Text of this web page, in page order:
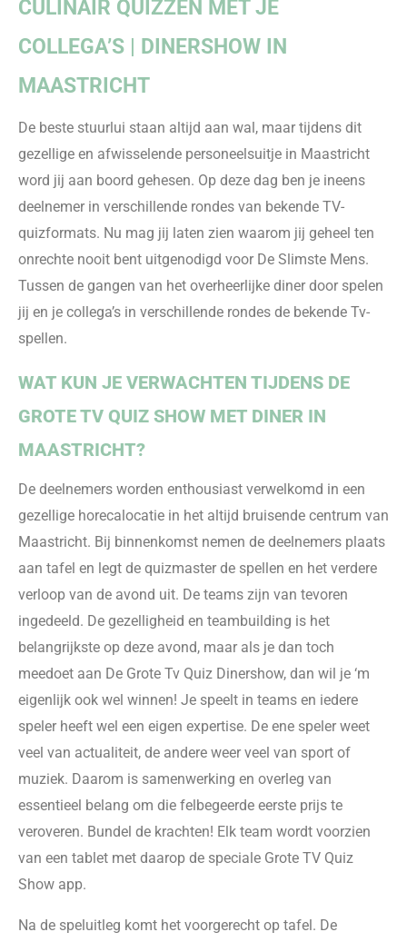
CULINAIR QUIZZEN MET JE
COLLEGA’S | DINERSHOW IN
MAASTRICHT
De beste stuurlui staan altijd aan wal, maar tijdens dit
gezellige en afwisselende personeelsuitje in Maastricht
word jij aan boord gehesen. Op deze dag ben je ineens
deelnemer in verschillende rondes van bekende TV-
quizformats. Nu mag jij laten zien waarom jij geheel ten
onrechte nooit bent uitgenodigd voor De Slimste Mens.
Tussen de gangen van het overheerlijke diner door spelen
jij en je collega’s in verschillende rondes de bekende Tv-
spellen.
WAT KUN JE VERWACHTEN TIJDENS DE
GROTE TV QUIZ SHOW MET DINER IN
MAASTRICHT?
De deelnemers worden enthousiast verwelkomd in een
gezellige horecalocatie in het altijd bruisende centrum van
Maastricht. Bij binnenkomst nemen de deelnemers plaats
aan tafel en legt de quizmaster de spellen en het verdere
verloop van de avond uit. De teams zijn van tevoren
ingedeeld. De gezelligheid en teambuilding is het
belangrijkste op deze avond, maar als je dan toch
meedoet aan De Grote Tv Quiz Dinershow, dan wil je ‘m
eigenlijk ook wel winnen! Je speelt in teams en iedere
speler heeft wel een eigen expertise. De ene speler weet
veel van actualiteit, de andere weer veel van sport of
muziek. Daarom is samenwerking en overleg van
essentieel belang om die felbegeerde eerste prijs te
veroveren. Bundel de krachten! Elk team wordt voorzien
van een tablet met daarop de speciale Grote TV Quiz
Show app.
Na de speluitleg komt het voorgerecht op tafel. De